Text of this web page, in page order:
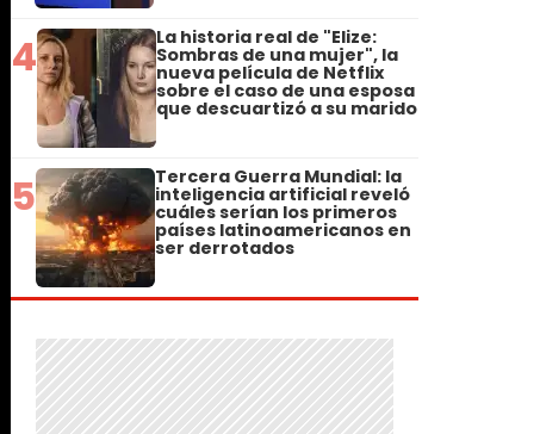
4 La historia real de "Elize:
Sombras de una mujer", la
nueva película de Netflix
sobre el caso de una esposa
que descuartizó a su marido
5 Tercera Guerra Mundial: la
inteligencia artificial reveló
cuáles serían los primeros
países latinoamericanos en
ser derrotados